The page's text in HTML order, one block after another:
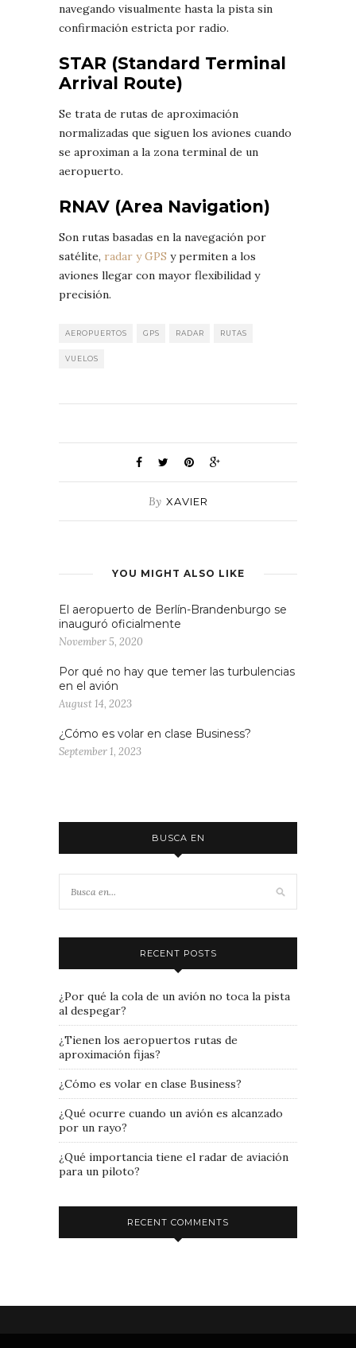
navegando visualmente hasta la pista sin
confirmación estricta por radio.
STAR (Standard Terminal
Arrival Route)
Se trata de rutas de aproximación
normalizadas que siguen los aviones cuando
se aproximan a la zona terminal de un
aeropuerto.
RNAV (Area Navigation)
Son rutas basadas en la navegación por
satélite, radar y GPS y permiten a los
aviones llegar con mayor flexibilidad y
precisión.
AEROPUERTOS GPS RADAR RUTAS
VUELOS
By XAVIER
YOU MIGHT ALSO LIKE
El aeropuerto de Berlín-Brandenburgo se
inauguró oficialmente
November 5, 2020
Por qué no hay que temer las turbulencias
en el avión
August 14, 2023
¿Cómo es volar en clase Business?
September 1, 2023
BUSCA EN
RECENT POSTS
¿Por qué la cola de un avión no toca la pista
al despegar?
¿Tienen los aeropuertos rutas de
aproximación fijas?
¿Cómo es volar en clase Business?
¿Qué ocurre cuando un avión es alcanzado
por un rayo?
¿Qué importancia tiene el radar de aviación
para un piloto?
RECENT COMMENTS